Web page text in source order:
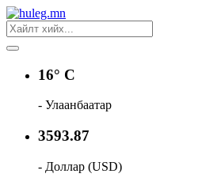
16° C
- Улаанбаатар
3593.87
- Доллар (USD)